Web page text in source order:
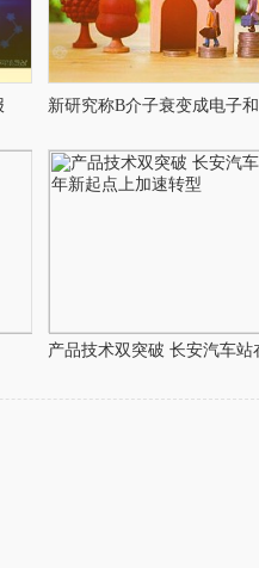
新研究称B介子衰变成电子
产品技术双突破 长安汽车站